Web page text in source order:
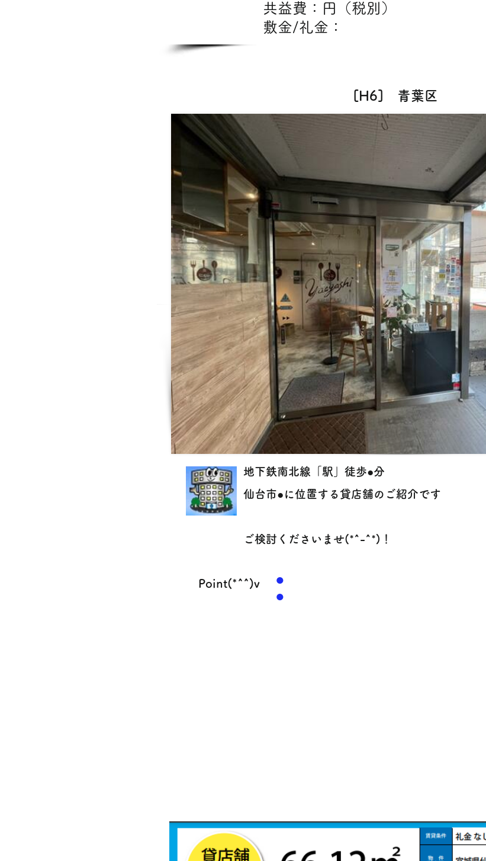
共益費：円（税別）​
敷金/礼金：
[H6] 青葉区
地下鉄南北線「駅」徒歩●分
仙台市●に位置する貸店舗のご紹介です
ご検討くださいませ(*^-^*)！
Point(*^^)v
●
​●